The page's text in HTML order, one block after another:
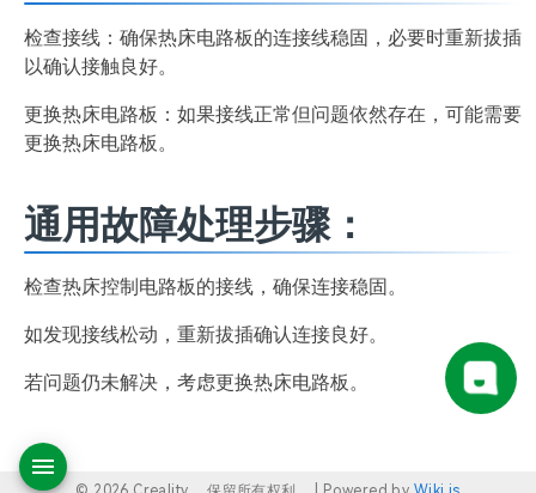
检查接线：确保热床电路板的连接线稳固，必要时重新拔插
以确认接触良好。
更换热床电路板：如果接线正常但问题依然存在，可能需要
更换热床电路板。
通用故障处理步骤：
检查热床控制电路板的接线，确保连接稳固。
如发现接线松动，重新拔插确认连接良好。
若问题仍未解决，考虑更换热床电路板。